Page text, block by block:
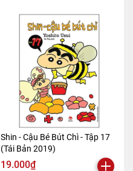
Shin - Cậu Bé Bút Chì - Tập 17
(Tái Bản 2019)
19.000₫